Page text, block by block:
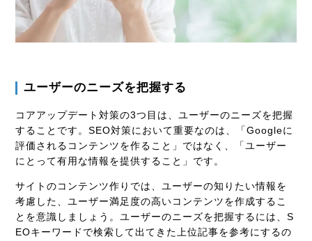
ユーザーのニーズを把握する
コアアップデート対策の3つ目は、ユーザーのニーズを把握
することです。SEO対策において重要なのは、「Googleに
評価されるコンテンツを作ること」ではなく、「ユーザー
にとって有用な情報を提供すること」です。
サイトのコンテンツ作りでは、ユーザーの知りたい情報を
考慮した、ユーザー満足度の高いコンテンツを作成するこ
とを意識しましょう。ユーザーのニーズを把握するには、S
EOキーワードで検索して出てきた上位記事を参考にするの